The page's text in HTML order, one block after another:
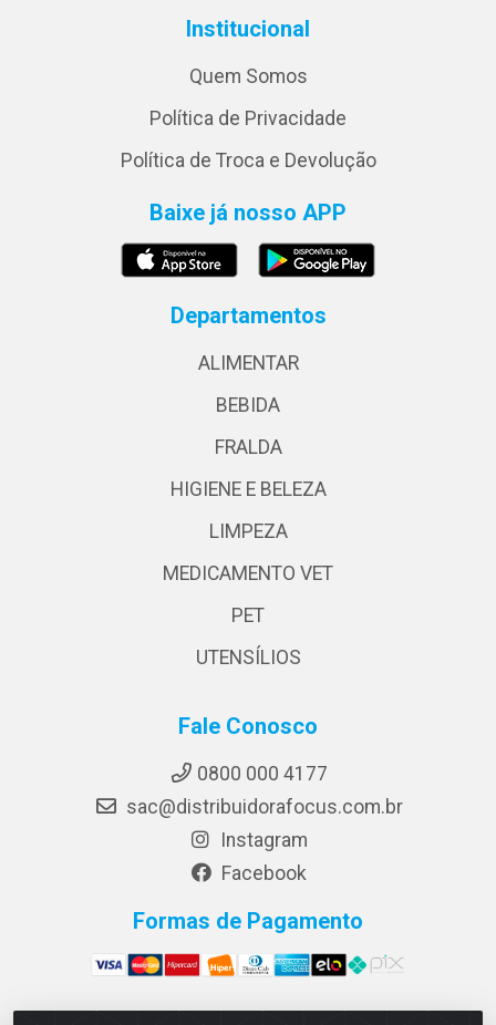
Institucional
Quem Somos
Política de Privacidade
Política de Troca e Devolução
Baixe já nosso APP
Departamentos
ALIMENTAR
BEBIDA
FRALDA
HIGIENE E BELEZA
LIMPEZA
MEDICAMENTO VET
PET
UTENSÍLIOS
Fale Conosco
0800 000 4177
sac@distribuidorafocus.com.br
Instagram
Facebook
Formas de Pagamento